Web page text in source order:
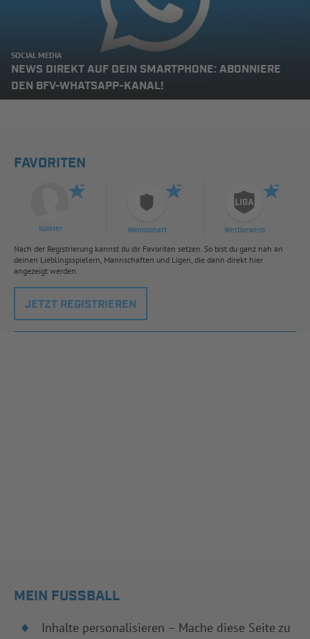
SOCIAL MEDIA
NEWS DIREKT AUF DEIN SMARTPHONE: ABONNIERE
DEN BFV-WHATSAPP-KANAL!
FAVORITEN
Spieler Mannschaft Wettbewerb
Nach der Registrierung kannst du dir Favoriten setzen. So bist du ganz nah an
deinen Lieblingsspielern, Mannschaften und Ligen, die dann direkt hier
angezeigt werden.
JETZT REGISTRIEREN
MEIN FUSSBALL
Inhalte personalisieren – Mache diese Seite zu